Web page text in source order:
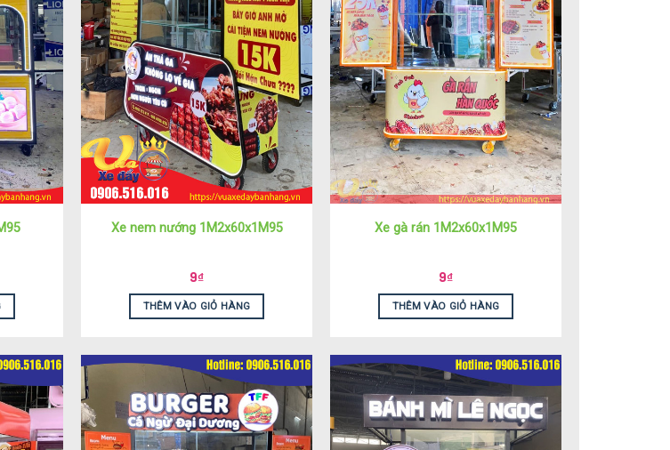
Xe nem nướng 1M2x60x1M95
9₫
THÊM VÀO GIỎ HÀNG
Xe gà rán 1M2x60x1M95
9₫
THÊM VÀO GIỎ HÀNG